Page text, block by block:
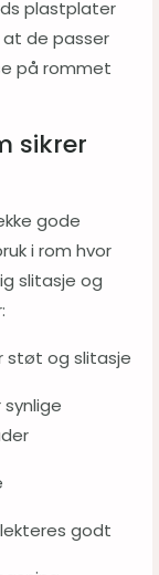
plastplater
de passer
på rommet
sikrer
gode
i rom hvor
slitasje og
støt og slitasje
godt